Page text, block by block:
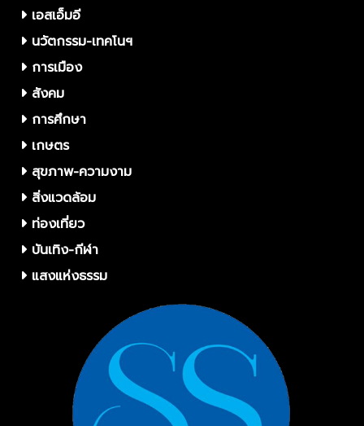
เอสเอ็มอี
นวัตกรรม-เทคโนฯ
การเมือง
สังคม
การศึกษา
เกษตร
สุขภาพ-ความงาม
สิ่งแวดล้อม
ท่องเที่ยว
บันเทิง-กีฬา
แสงแห่งธรรม